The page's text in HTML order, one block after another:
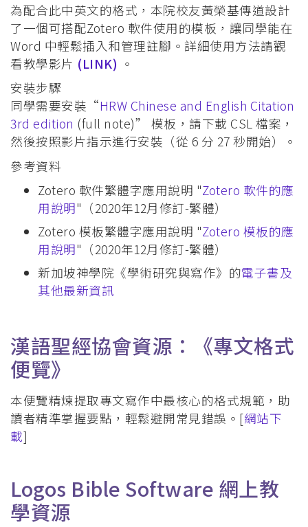
為配合此中英文的格式，本院校友黃榮基傳道設計
了一個可搭配Zotero 軟件使用的模板，讓同學能在
Word 中輕鬆插入和管理註腳。詳細使用方法請觀
看教學影片 (LINK) 。
安裝步驟
同學需要安裝“HRW Chinese and English Citation
3rd edition (full note)” 模板，請下載 CSL 檔案，
然後按照影片指示進行安裝（從 6 分 27 秒開始）。
參考資料
Zotero 軟件繁體字應用說明 "Zotero 軟件的應
用說明"（2020年12月修訂-繁體）
Zotero 模板繁體字應用說明 "Zotero 模板的應
用說明"（2020年12月修訂-繁體）
新加坡神學院《學術研究與寫作》的電子書及
其他最新資訊
漢語聖經協會資源：《專文格式
便覽》
本便覽精煉提取專文寫作中最核心的格式規範，助
讀者精準掌握要點，輕鬆避開常見錯誤。[網站下
載]
Logos Bible Software 網上教
學資源